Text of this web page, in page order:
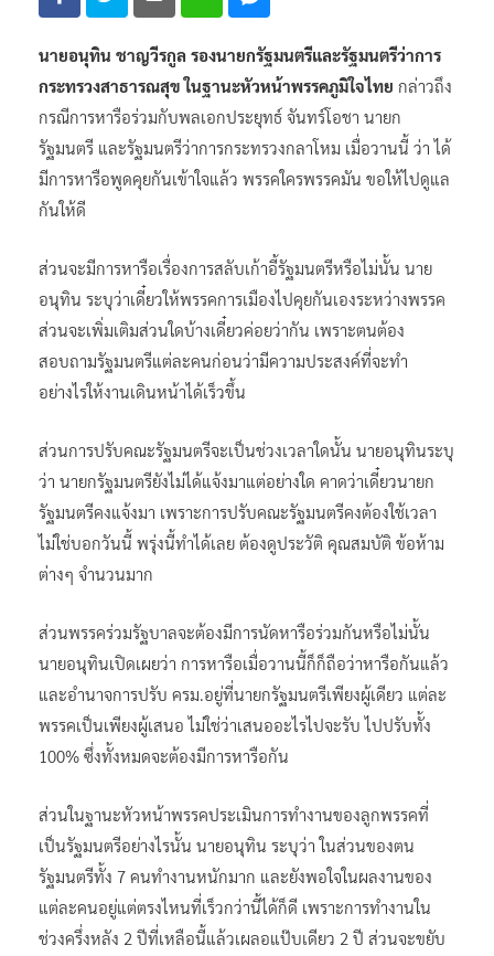
นายอนุทิน ชาญวีรกูล รองนายกรัฐมนตรีและรัฐมนตรีว่าการ
กระทรวงสาธารณสุข ในฐานะหัวหน้าพรรคภูมิใจไทย กล่าวถึง
กรณีการหารือร่วมกับพลเอกประยุทธ์ จันทร์โอชา นายก
รัฐมนตรี และรัฐมนตรีว่าการกระทรวงกลาโหม เมื่อวานนี้ ว่า ได้
มีการหารือพูดคุยกันเข้าใจแล้ว พรรคใครพรรคมัน ขอให้ไปดูแล
กันให้ดี
ส่วนจะมีการหารือเรื่องการสลับเก้าอี้รัฐมนตรีหรือไม่นั้น นาย
อนุทิน ระบุว่าเดี๋ยวให้พรรคการเมืองไปคุยกันเองระหว่างพรรค
ส่วนจะเพิ่มเติมส่วนใดบ้างเดี๋ยวค่อยว่ากัน เพราะตนต้อง
สอบถามรัฐมนตรีแต่ละคนก่อนว่ามีความประสงค์ที่จะทำ
อย่างไรให้งานเดินหน้าได้เร็วขึ้น
ส่วนการปรับคณะรัฐมนตรีจะเป็นช่วงเวลาใดนั้น นายอนุทินระบุ
ว่า นายกรัฐมนตรียังไม่ได้แจ้งมาแต่อย่างใด คาดว่าเดี๋ยวนายก
รัฐมนตรีคงแจ้งมา เพราะการปรับคณะรัฐมนตรีคงต้องใช้เวลา
ไม่ใช่บอกวันนี้ พรุ่งนี้ทำได้เลย ต้องดูประวัติ คุณสมบัติ ข้อห้าม
ต่างๆ จำนวนมาก
ส่วนพรรคร่วมรัฐบาลจะต้องมีการนัดหารือร่วมกันหรือไม่นั้น
นายอนุทินเปิดเผยว่า การหารือเมื่อวานนี้ก็ก็ถือว่าหารือกันแล้ว
และอำนาจการปรับ ครม.อยู่ที่นายกรัฐมนตรีเพียงผู้เดียว แต่ละ
พรรคเป็นเพียงผู้เสนอ ไม่ใช่ว่าเสนออะไรไปจะรับ ไปปรับทั้ง
100% ซึ่งทั้งหมดจะต้องมีการหารือกัน
ส่วนในฐานะหัวหน้าพรรคประเมินการทำงานของลูกพรรคที่
เป็นรัฐมนตรีอย่างไรนั้น นายอนุทิน ระบุว่า ในส่วนของตน
รัฐมนตรีทั้ง 7 คนทำงานหนักมาก และยังพอใจในผลงานของ
แต่ละคนอยู่แต่ตรงไหนที่เร็วกว่านี้ได้ก็ดี เพราะการทำงานใน
ช่วงครึ่งหลัง 2 ปีที่เหลือนี้แล้วเผลอแป๊บเดียว 2 ปี ส่วนจะขยับ